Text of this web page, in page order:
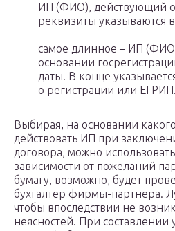
ИП (ФИО), действующий
реквизиты указываются
самое длинное – ИП
основании
даты. В конце
о регистрации или ЕГРИП.
Выбирая, на основании
действовать ИП при
договора, можно
зависимости от пожеланий
бумагу, возможно, будет
бухгалтер фирмы-партнера.
чтобы впоследствии не
неясностей. При составлении